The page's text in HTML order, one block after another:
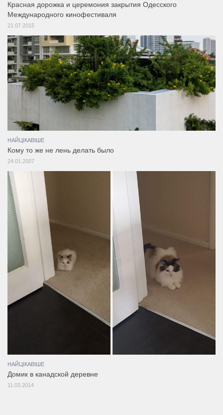
Красная дорожка и церемония закрытия Одесского
Международного кинофестиваля
21.07.2015
НАЙЦІКАВІШЕ
Кому то же не лень делать было
24.01.2007
НАЙЦІКАВІШЕ
Домик в канадской деревне
11.03.2014